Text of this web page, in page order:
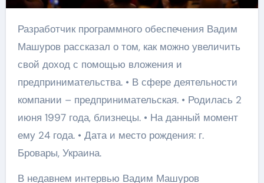
Разработчик программного обеспечения Вадим
Машуров рассказал о том, как можно увеличить
свой доход с помощью вложения и
предпринимательства. • В сфере деятельности
компании – предпринимательская. • Родилась 2
июня 1997 года, близнецы. • На данный момент
ему 24 года. • Дата и место рождения: г.
Бровары, Украина.
В недавнем интервью Вадим Машуров